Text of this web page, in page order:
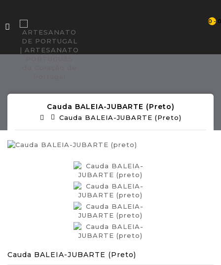
0 -
Cauda BALEIA-JUBARTE (preto)
Cauda BALEIA-JUBARTE (preto)
Cauda BALEIA-JUBARTE (preto)